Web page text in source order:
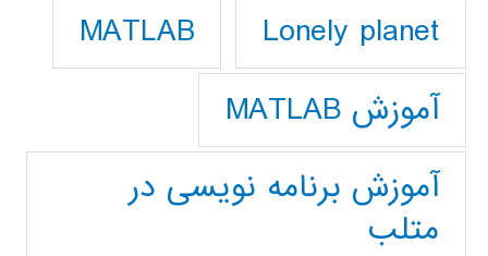
Lonely planet
MATLAB
آموزش MATLAB
آموزش برنامه نویسی در
متلب